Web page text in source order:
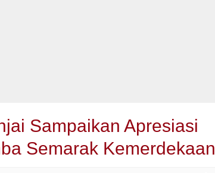
Sampaikan Apresiasi
Semarak Kemerdekaan